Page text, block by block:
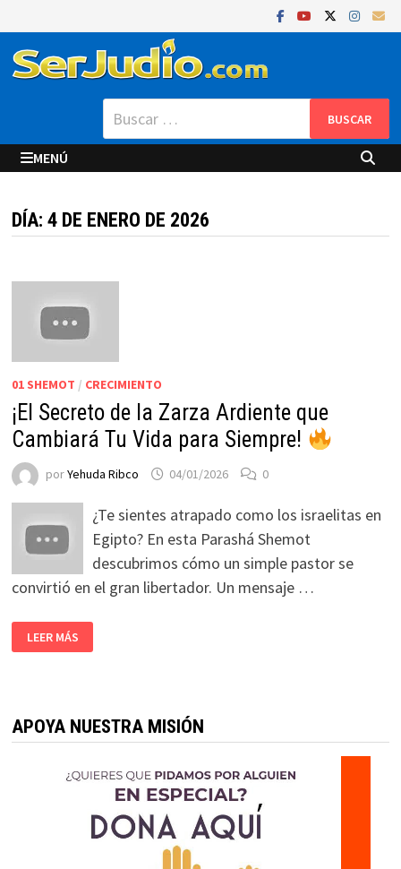
al
contenido
Buscar:
MENÚ
DÍA: 4 DE ENERO DE 2026
01 SHEMOT / CRECIMIENTO
¡El Secreto de la Zarza Ardiente que
Cambiará Tu Vida para Siempre!
porYehuda Ribco 04/01/2026 0
¿Te sientes atrapado como los israelitas en
Egipto? En esta Parashá Shemot
descubrimos cómo un simple pastor se
convirtió en el gran libertador. Un mensaje …
LEER MÁS
APOYA NUESTRA MISIÓN